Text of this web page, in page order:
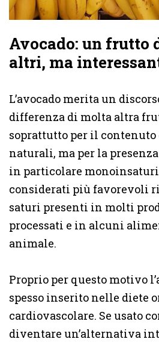
Avocado: un frutto
altri, ma
L’avocado merita un
differenza di molta altra
soprattutto per il
naturali, ma per la
in particolare
considerati più favorevoli
saturi presenti in molti
processati e in alcuni
animale.
Proprio per questo motivo
spesso inserito nelle diete
cardiovascolare. Se usato
diventare un’alternativa